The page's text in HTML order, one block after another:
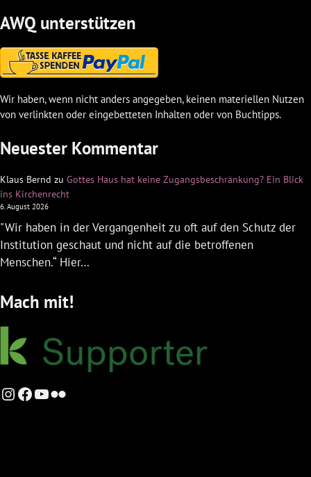
AWQ unterstützen
Wir haben, wenn nicht anders angegeben, keinen materiellen Nutzen
von verlinkten oder eingebetteten Inhalten oder von Buchtipps.
Neuester Kommentar
Klaus Bernd zu Gottes Haus hat keine Zugangsbeschränkung? Ein Blick
ins Kirchenrecht
6. August 2026
"Wir haben in der Vergangenheit zu oft auf den Schutz der
Institution geschaut und nicht auf die betroffenen
Menschen.“ Hier…
Mach mit!
Instagram
Facebook
YouTube
Flickr